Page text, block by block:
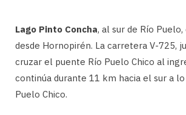
Lago Pinto Concha, al sur de Río
desde Hornopirén. La carretera V-725,
cruzar el puente Río Puelo Chico al
continúa durante 11 km hacia el sur a
Puelo Chico.